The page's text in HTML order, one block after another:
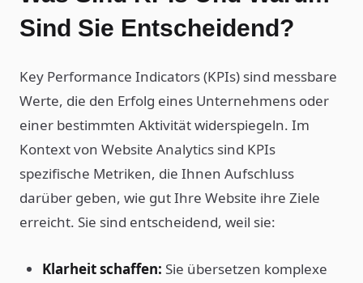
Sind Sie Entscheidend?
Key Performance Indicators (KPIs) sind messbare
Werte, die den Erfolg eines Unternehmens oder
einer bestimmten Aktivität widerspiegeln. Im
Kontext von Website Analytics sind KPIs
spezifische Metriken, die Ihnen Aufschluss
darüber geben, wie gut Ihre Website ihre Ziele
erreicht. Sie sind entscheidend, weil sie:
Klarheit schaffen: Sie übersetzen komplexe